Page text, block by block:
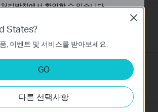
Deco에 VPN 서버가 설정되어 있을 때
포워딩을 설정하는 방법
109691 views
if I have low speed with TP-Link
working as 3G 4G Router Mode
196988views
States?
, 이벤트 및 서비스를 받아보세요.
GO
다른 선택사항
Close
리방침에서 확인할 수 있습니다.
트가 작동하는 데 필요하며 사용자의 시
화할 수 없습니다.
키
이트의 기능을 개선하고 조정하기 위해
사용자 활동을 분석하는 데 사용하는 쿠키
귀하의 관심사에 대한 프로필을 생성하고